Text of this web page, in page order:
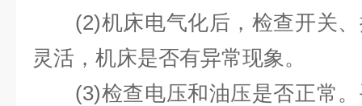
(2)机床电气化后，检查开关、
灵活，机床是否有异常现象。
(3)检查电压和油压是否正常。